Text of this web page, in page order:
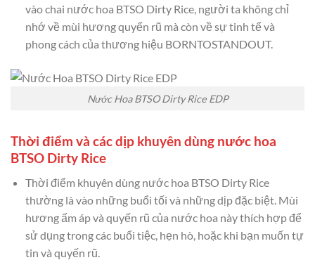
vào chai nước hoa BTSO Dirty Rice, người ta không chỉ
nhớ về mùi hương quyến rũ mà còn về sự tinh tế và
phong cách của thương hiệu BORNTOSTANDOUT.
Nước Hoa BTSO Dirty Rice EDP
Thời điểm và các dịp khuyên dùng nước hoa
BTSO Dirty Rice
Thời điểm khuyên dùng nước hoa BTSO Dirty Rice
thường là vào những buổi tối và những dịp đặc biệt. Mùi
hương ấm áp và quyến rũ của nước hoa này thích hợp để
sử dụng trong các buổi tiệc, hẹn hò, hoặc khi bạn muốn tự
tin và quyến rũ.